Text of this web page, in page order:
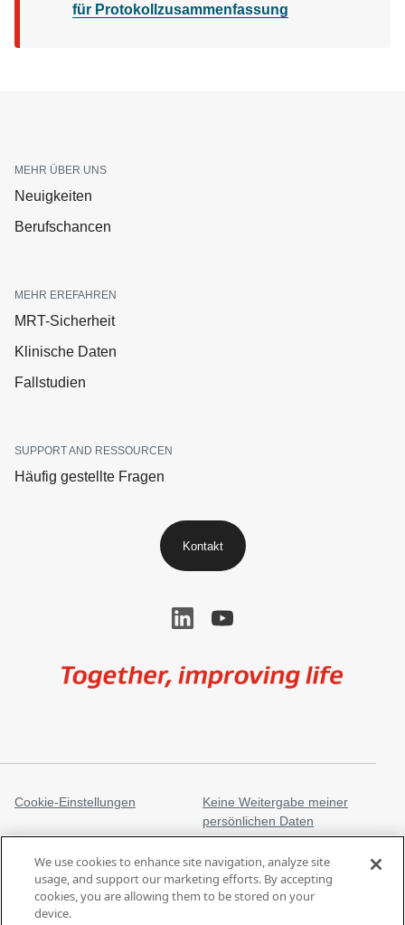
für Protokollzusammenfassung
MEHR ÜBER UNS
Neuigkeiten
Berufschancen
MEHR EREFAHREN
MRT-Sicherheit
Klinische Daten
Fallstudien
SUPPORT AND RESSOURCEN
Häufig gestellte Fragen
Kontakt
Cookie-Einstellungen
Keine Weitergabe meiner
persönlichen Daten
Markenzeichen
gore.com
Gesetz gegen moderne
We use cookies to enhance site navigation, analyze site
usage, and support our marketing efforts. By accepting
cookies, you are allowing them to be stored on your
device.